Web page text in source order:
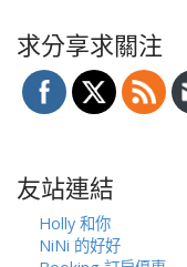
求分享求關注
友站連結
Holly 和你
NiNi 的好好